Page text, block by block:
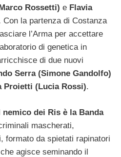
Rossetti) e Flavia
Con la partenza di Costanza
l’Arma per accettare
di genetica in
di due nuovi
Serra (Simone Gandolfo)
Proietti (Lucia Rossi).
dei Ris è la Banda
mascherati,
formato da spietati rapinatori
agisce seminando il